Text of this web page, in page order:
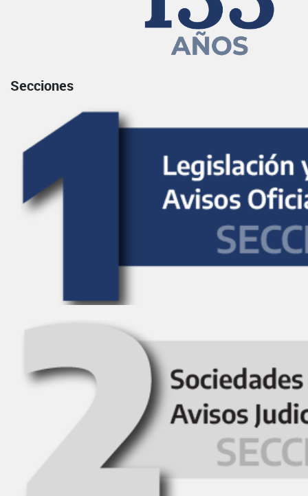
Secciones